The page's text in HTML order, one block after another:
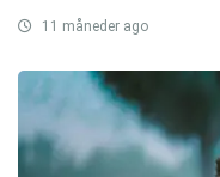
11 måneder ago